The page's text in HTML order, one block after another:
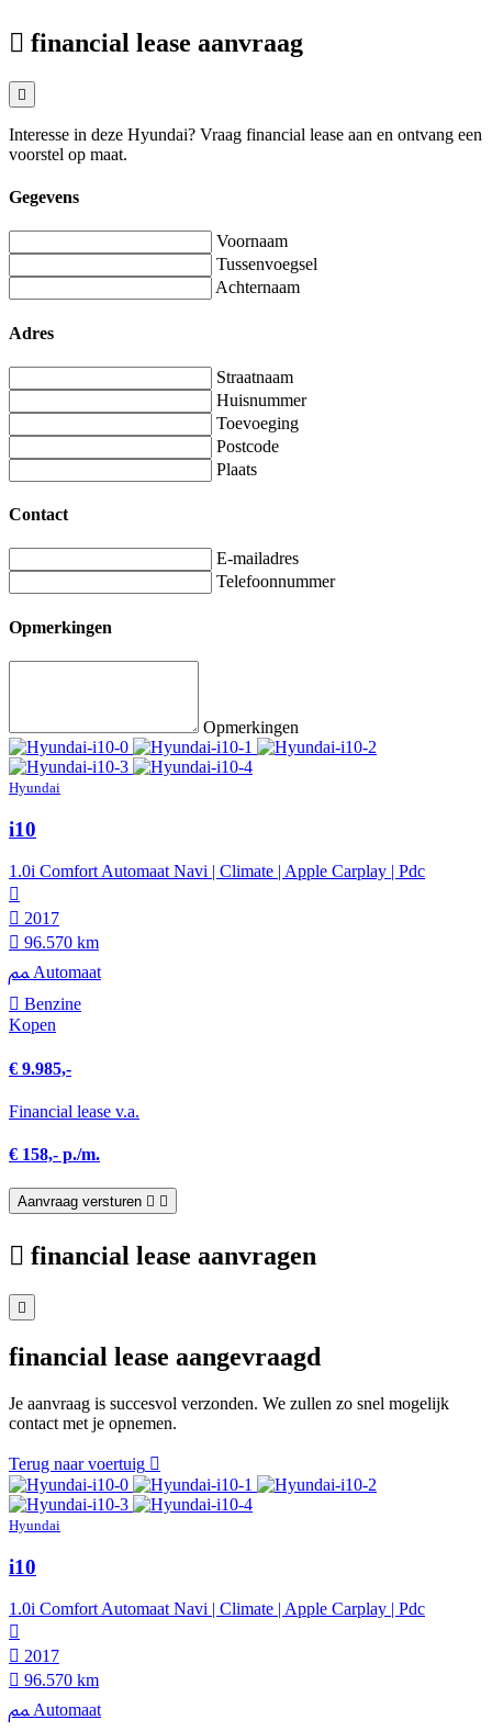
financial lease aanvraag
Interesse in deze Hyundai? Vraag financial lease aan en ontvang een
voorstel op maat.
Gegevens
Voornaam
Tussenvoegsel
Achternaam
Adres
Straatnaam
Huisnummer
Toevoeging
Postcode
Plaats
Contact
E-mailadres
Telefoonnummer
Opmerkingen
Opmerkingen
Hyundai
i10
1.0i Comfort Automaat Navi | Climate | Apple Carplay | Pdc
2017
96.570 km
Automaat
Benzine
Kopen
€ 9.985,-
Financial lease v.a.
€ 158,- p./m.
Aanvraag versturen
financial lease aanvragen
financial lease aangevraagd
Je aanvraag is succesvol verzonden. We zullen zo snel mogelijk
contact met je opnemen.
Terug naar voertuig
Hyundai
i10
1.0i Comfort Automaat Navi | Climate | Apple Carplay | Pdc
2017
96.570 km
Automaat